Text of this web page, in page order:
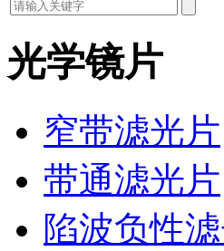
光学镜片
窄带滤光片
带通滤光片
陷波负性